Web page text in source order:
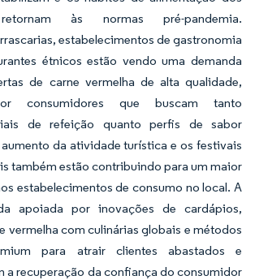
às normas pré-pandemia.
estabelecimentos de gastronomia
étnicos estão vendo uma demanda
de carne vermelha de alta qualidade,
consumidores que buscam tanto
de refeição quanto perfis de sabor
da atividade turística e os festivais
também estão contribuindo para um maior
estabelecimentos de consumo no local. A
apoiada por inovações de cardápios,
vermelha com culinárias globais e métodos
para atrair clientes abastados e
a recuperação da confiança do consumidor